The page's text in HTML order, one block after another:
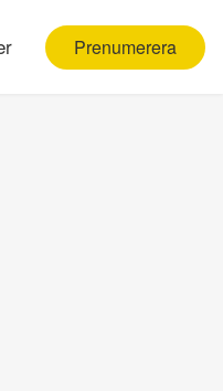
Prenumerera